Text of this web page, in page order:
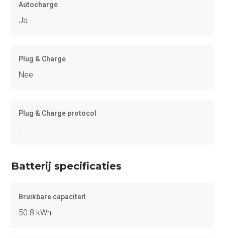
Autocharge
Ja
Plug & Charge
Nee
Plug & Charge protocol
-
Batterij specificaties
Bruikbare capaciteit
50.8 kWh